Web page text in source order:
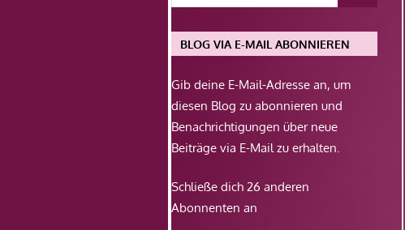
BLOG VIA E-MAIL ABONNIEREN
Gib deine E-Mail-Adresse an, um
diesen Blog zu abonnieren und
Benachrichtigungen über neue
Beiträge via E-Mail zu erhalten.
Schließe dich 26 anderen
Abonnenten an